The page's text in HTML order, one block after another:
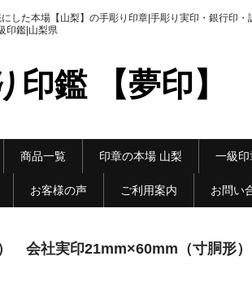
した本場【山梨】の手彫り印章|手彫り実印・銀行印
印鑑|山梨県
印鑑 【夢印】
商品一覧 印章の本場 山梨 一級
お客様の声 ご利用案内 お問い
会社実印21mm×60mm（寸胴形）